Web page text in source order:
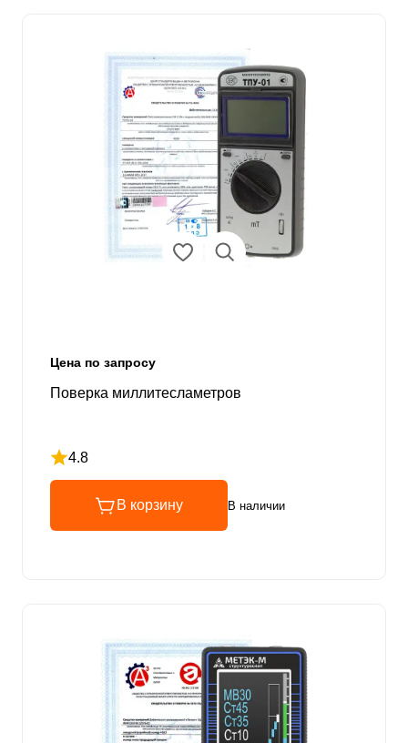
Цена по запросу
Поверка миллитесламетров
4.8
Рейтинг 4.8 из 5
В корзину В наличии